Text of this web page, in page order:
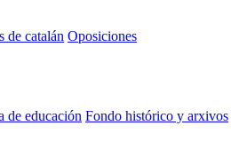
de catalán Oposiciones
de educación Fondo histórico y arxivos